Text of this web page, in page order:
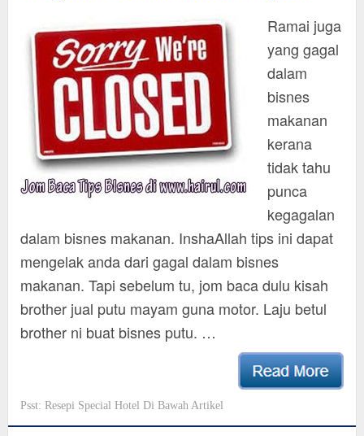
Ramai juga
yang gagal
dalam
bisnes
makanan
kerana
tidak tahu
punca
kegagalan
dalam bisnes makanan. InshaAllah tips ini dapat
mengelak anda dari gagal dalam bisnes
makanan. Tapi sebelum tu, jom baca dulu kisah
brother jual putu mayam guna motor. Laju betul
brother ni buat bisnes putu. …
Psst: Resepi Special Hotel Di Bawah Artikel